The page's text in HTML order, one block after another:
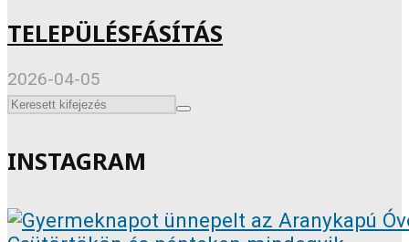
TELEPÜLÉSFÁSÍTÁS
2026-04-05
INSTAGRAM